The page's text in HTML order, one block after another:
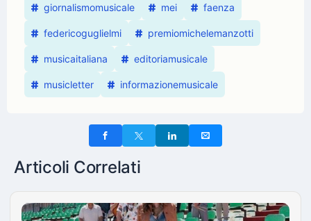
giornalismomusicale mei faenza
federicoguglielmi premiomichelemanzotti
musicaitaliana editoriamusicale
musicletter informazionemusicale
Articoli Correlati